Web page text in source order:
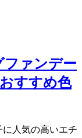
ファンデー
すすめ色
人気の高いエチ